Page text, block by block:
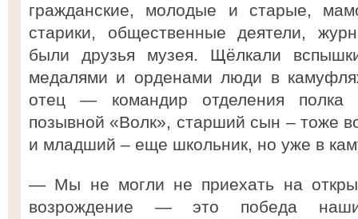
гражданские, молодые и старые,
старики, общественные деятели,
были друзья музея. Щёлкали
медалями и орденами люди в
отец — командир отделения полка
позывной «Волк», старший сын – тоже
и младший – еще школьник, но уже в
— Мы не могли не приехать на
возрождение — это победа